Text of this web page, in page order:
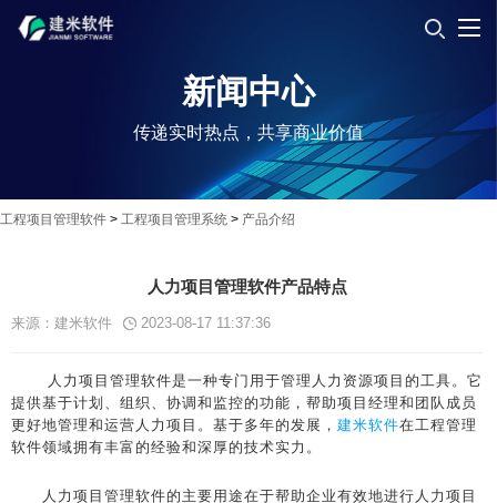
新闻中心
传递实时热点，共享商业价值
工程项目管理软件 > 工程项目管理系统 > 产品介绍
人力项目管理软件产品特点
来源：建米软件 2023-08-17 11:37:36
人力项目管理软件是一种专门用于管理人力资源项目的工具。它
提供基于计划、组织、协调和监控的功能，帮助项目经理和团队成员
更好地管理和运营人力项目。基于多年的发展， 建米软件在工程管理
软件领域拥有丰富的经验和深厚的技术实力。
人力项目管理软件的主要用途在于帮助企业有效地进行人力项目